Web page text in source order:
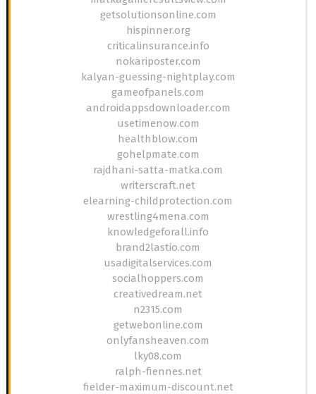
getsolutionsonline.com
hispinner.org
criticalinsurance.info
nokariposter.com
kalyan-guessing-nightplay.com
gameofpanels.com
androidappsdownloader.com
usetimenow.com
healthblow.com
gohelpmate.com
rajdhani-satta-matka.com
writerscraft.net
elearning-childprotection.com
wrestling4mena.com
knowledgeforall.info
brand2lastio.com
usadigitalservices.com
socialhoppers.com
creativedream.net
n2315.com
getwebonline.com
onlyfansheaven.com
lky08.com
ralph-fiennes.net
fielder-maximum-discount.net